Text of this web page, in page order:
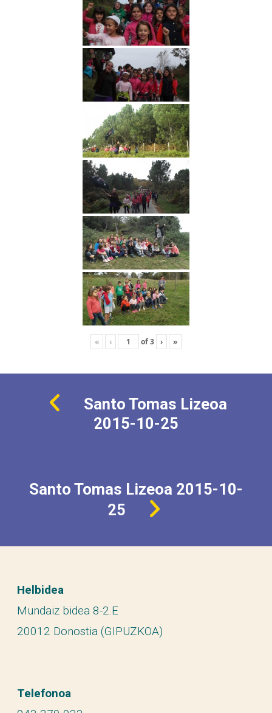
« ‹ of3 › »
Santo Tomas Lizeoa
2015-10-25
Santo Tomas Lizeoa 2015-10-
25
Helbidea
Mundaiz bidea 8-2.E
20012 Donostia (GIPUZKOA)
Telefonoa